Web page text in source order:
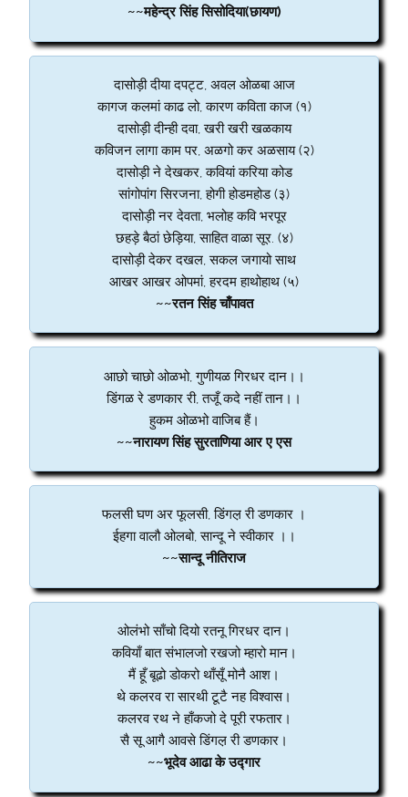
~~महेन्द्र सिंह सिसोदिया(छायण)
दासोड़ी दीया दपट्ट, अवल ओळबा आज
कागज कलमां काढ लो, कारण कविता काज (१)
दासोड़ी दीन्ही दवा, खरी खरी खळकाय
कविजन लागा काम पर, अळगो कर अळसाय (२)
दासोड़ी ने देखकर, कवियां करिया कोड
सांगोपांग सिरजना, होगी होडमहोड (३)
दासोड़ी नर देवता, भलोह कवि भरपूर
छहड़े बैठां छेड़िया, साहित वाळा सूर. (४)
दासोड़ी देकर दखल, सकल जगायो साथ
आखर आखर ओपमां, हरदम हाथोहाथ (५)
~~रतन सिंह चाँपावत
आछो चाछो ओळभो, गुणीयळ गिरधर दान।।
डिंगळ रे डणकार री, तजूँ कदे नहीं तान।।
हुकम ओळभो वाजिब हैं।
~~नारायण सिंह सुरताणिया आर ए एस
फलसी घण अर फूलसी, डिंगल़ री डणकार ।
ईहगा वालौ ओलबो, सान्दू ने स्वीकार ।।
~~सान्दू नीतिराज
ओलंभो साँचो दियो रतनू गिरधर दान।
कवियाँ बात संभालजो रखजो म्हारो मान।
मैं हूँ बूढो डोकरो थाँसूँ मोनै आश।
थे कलरव रा सारथी टूटै नह विश्वास।
कलरव रथ ने हाँकजो दे पूरी रफतार।
सै सू आगै आवसे डिंगल़ री डणकार।
~~भूदेव आढा के उद्गार